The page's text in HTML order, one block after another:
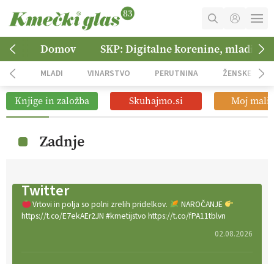
MOJ RAČUN
NAROČITE SE
OGLASNO TRŽENJE
Domov SKP: Digitalne korenine, mladi
MLADI VINARSTVO PERUTNINA ŽENSKE
Knjige in založba Skuhajmo.si Moj mali
Zadnje
Twitter
Vrtovi in polja so polni zrelih pridelkov.
NAROČANJE
https://t.co/E7ekAEr2JN #kmetijstvo https://t.co/fPA11tblvn
02.08.2026